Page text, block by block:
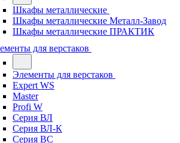
Шкафы металлические
Шкафы металлические Металл-Завод
Шкафы металлические ПРАКТИК
для верстаков
Элементы для верстаков
Expert WS
Master
Profi W
Серия ВЛ
Серия ВЛ-К
Серия ВС